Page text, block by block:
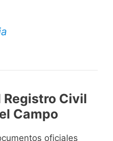
Civil
Campo
oficiales